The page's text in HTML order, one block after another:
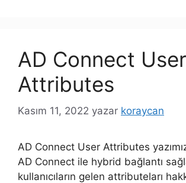
AD Connect User
Attributes
Kasım 11, 2022 yazar koraycan
AD Connect User Attributes
AD Connect ile hybrid bağlantı
kullanıcıların gelen attributeları